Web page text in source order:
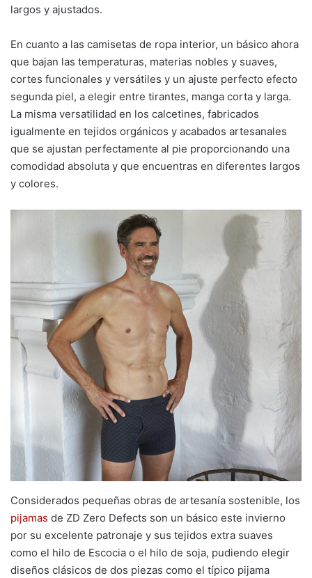
largos y ajustados.
En cuanto a las camisetas de ropa interior, un básico ahora
que bajan las temperaturas, materias nobles y suaves,
cortes funcionales y versátiles y un ajuste perfecto efecto
segunda piel, a elegir entre tirantes, manga corta y larga.
La misma versatilidad en los calcetines, fabricados
igualmente en tejidos orgánicos y acabados artesanales
que se ajustan perfectamente al pie proporcionando una
comodidad absoluta y que encuentras en diferentes largos
y colores.
Considerados pequeñas obras de artesanía sostenible, los
pijamas de ZD Zero Defects son un básico este invierno
por su excelente patronaje y sus tejidos extra suaves
como el hilo de Escocia o el hilo de soja, pudiendo elegir
diseños clásicos de dos piezas como el típico pijama